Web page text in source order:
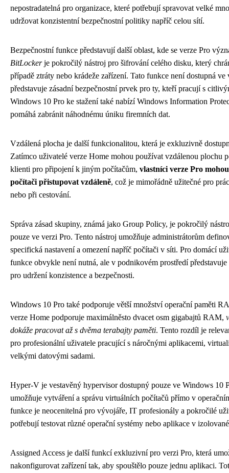
nepostradatelná pro organizace, které potřebují spravovat velké
udržovat konzistentní bezpečnostní politiky napříč celou sítí.
Bezpečnostní funkce představují další oblast, kde se verze Pro
BitLockerje pokročilý nástroj pro šifrování celého disku, který
případě ztráty nebo krádeže zařízení. Tato funkce není dostupná ve
představuje zásadní bezpečnostní prvek pro ty, kteří pracují s
Windows 10 Pro ke stažení také nabízí Windows Information
pomáhá zabránit náhodnému úniku firemních dat.
Vzdálená plocha je další funkcionalitou, která je exkluzivně
Zatímco uživatelé verze Home mohou používat vzdálenou plochu
klienti pro připojení k jiným počítačům, vlastníci verze Pro
počítači přistupovat vzdáleně, což je mimořádně užitečné pro
nebo při cestování.
Správa zásad skupiny, známá jako Group Policy, je pokročilý
pouze ve verzi Pro. Tento nástroj umožňuje administrátorům
specifická nastavení a omezení napříč počítači v síti. Pro domácí
funkce obvykle není nutná, ale v podnikovém prostředí
pro udržení konzistence a bezpečnosti.
Windows 10 Pro také podporuje větší množství operační paměti
verze Home podporuje maximálněsto dvacet osm gigabajtů RAM,
dokáže pracovat až s dvěma terabajty paměti. Tento rozdíl je
pro profesionální uživatele pracující s náročnými aplikacemi,
velkými datovými sadami.
Hyper-V je vestavěný hypervisor dostupný pouze ve Windows 10
umožňuje vytváření a správu virtuálních počítačů přímo v
funkce je neocenitelná pro vývojáře, IT profesionály a pokročilé
potřebují testovat různé operační systémy nebo aplikace v
Assigned Access je další funkcí exkluzivní pro verzi Pro, která
nakonfigurovat zařízení tak, aby spouštělo pouze jednu aplikaci.